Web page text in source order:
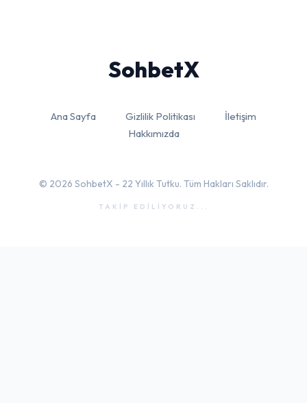
SohbetX
Ana Sayfa Gizlilik Politikası
İletişim
Hakkımızda
© 2026 SohbetX - 22 Yıllık Tutku. Tüm Hakları Saklıdır.
TAKİP EDİLİYORUZ...